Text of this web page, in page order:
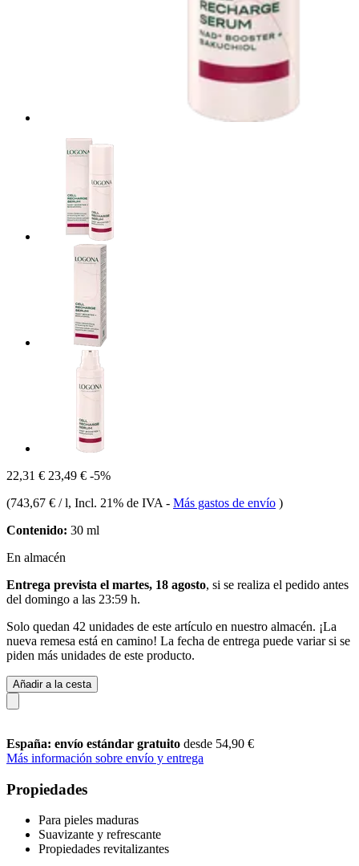
22,31 € 23,49 € -5%
(743,67 € / l, Incl. 21% de IVA - Más gastos de envío )
Contenido: 30 ml
En almacén
Entrega prevista el martes, 18 agosto, si se realiza el pedido antes
del domingo a las 23:59 h.
Solo quedan 42 unidades de este artículo en nuestro almacén. ¡La
nueva remesa está en camino! La fecha de entrega puede variar si se
piden más unidades de este producto.
Añadir a la cesta
España: envío estándar gratuito desde 54,90 €
Más información sobre envío y entrega
Propiedades
Para pieles maduras
Suavizante y refrescante
Propiedades revitalizantes